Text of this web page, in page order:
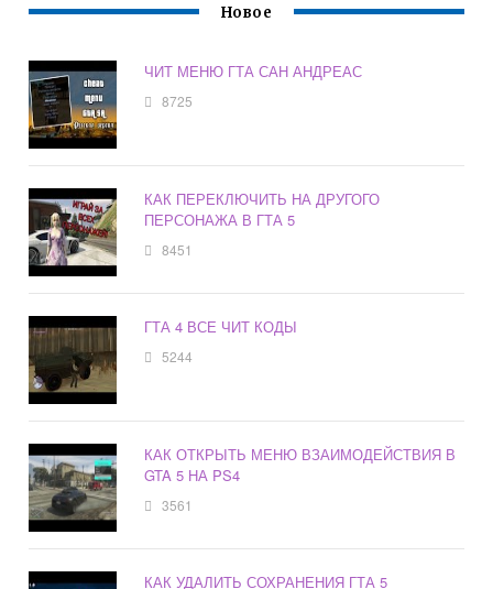
Новое
ЧИТ МЕНЮ ГТА САН АНДРЕАС
8725
КАК ПЕРЕКЛЮЧИТЬ НА ДРУГОГО
ПЕРСОНАЖА В ГТА 5
8451
ГТА 4 ВСЕ ЧИТ КОДЫ
5244
КАК ОТКРЫТЬ МЕНЮ ВЗАИМОДЕЙСТВИЯ В
GTA 5 НА PS4
3561
КАК УДАЛИТЬ СОХРАНЕНИЯ ГТА 5